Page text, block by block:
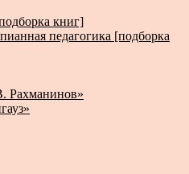
книг]
педагогика [подборка
Рахманинов»